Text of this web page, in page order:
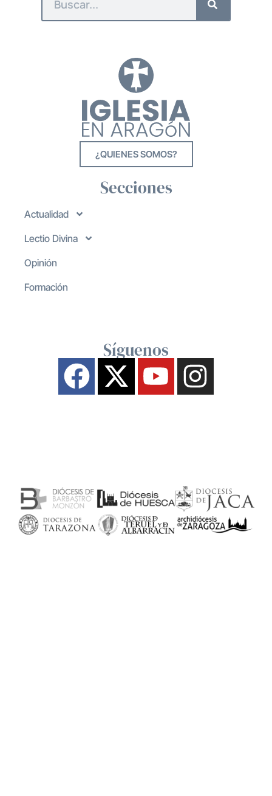
¿QUIENES SOMOS?
Secciones
Actualidad
Lectio Divina
Opinión
Formación
Síguenos